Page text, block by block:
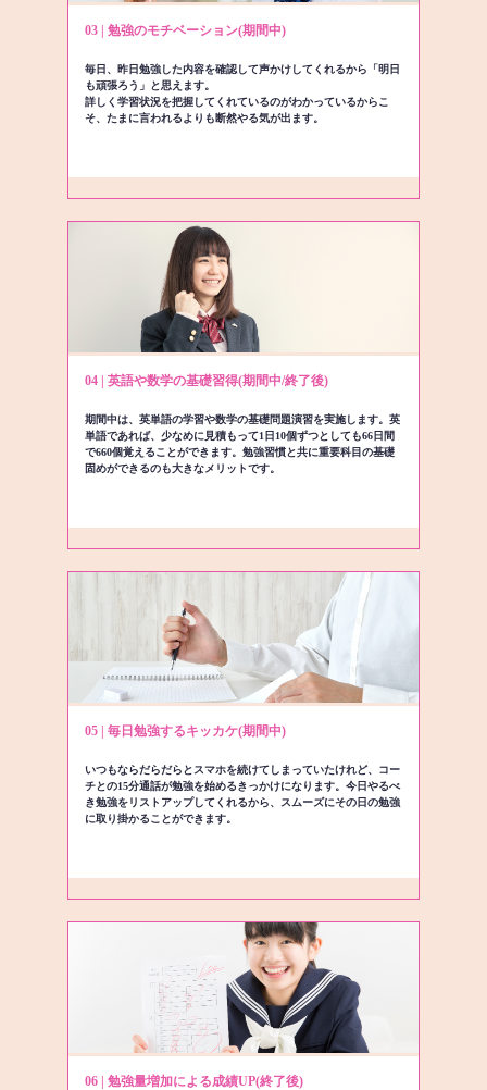
03 | 勉強のモチベーション(期間中)
毎日、昨日勉強した内容を確認して声かけしてくれるから「明日
も頑張ろう」と思えます。
詳しく学習状況を把握してくれているのがわかっているからこ
そ、たまに言われるよりも断然やる気が出ます。
04 | 英語や数学の基礎習得(期間中/終了後)
期間中は、英単語の学習や数学の基礎問題演習を実施します。英
単語であれば、少なめに見積もって1日10個ずつとしても66日間
で660個覚えることができます。勉強習慣と共に重要科目の基礎
固めができるのも大きなメリットです。
05 | 毎日勉強するキッカケ(期間中)
いつもならだらだらとスマホを続けてしまっていたけれど、コー
チとの15分通話が勉強を始めるきっかけになります。今日やるべ
き勉強をリストアップしてくれるから、スムーズにその日の勉強
に取り掛かることができます。
06 | 勉強量増加による成績UP(終了後)